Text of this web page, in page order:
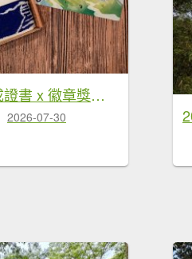
台北大縱走｜完成證書 x 徽章獎品 x 路線全攻略
2026-07-30